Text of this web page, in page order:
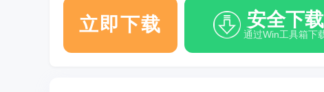
立即下载 安全下载
通过Win工具箱下